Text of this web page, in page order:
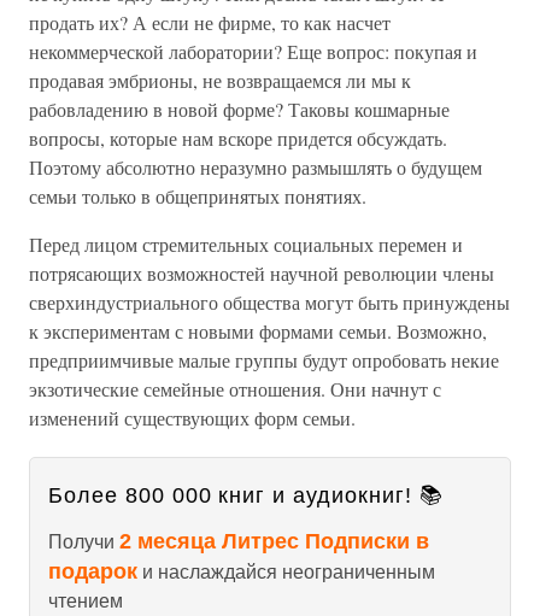
продать их? А если не фирме, то как насчет
некоммерческой лаборатории? Еще вопрос: покупая и
продавая эмбрионы, не возвращаемся ли мы к
рабовладению в новой форме? Таковы кошмарные
вопросы, которые нам вскоре придется обсуждать.
Поэтому абсолютно неразумно размышлять о будущем
семьи только в общепринятых понятиях.
Перед лицом стремительных социальных перемен и
потрясающих возможностей научной революции члены
сверхиндустриального общества могут быть принуждены
к экспериментам с новыми формами семьи. Возможно,
предприимчивые малые группы будут опробовать некие
экзотические семейные отношения. Они начнут с
изменений существующих форм семьи.
Более 800 000 книг и аудиокниг! 📚
Получи 2 месяца Литрес Подписки в
подарок и наслаждайся неограниченным
чтением